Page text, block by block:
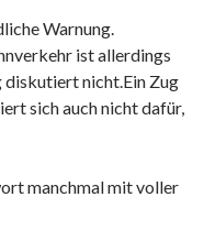
Warnung.
ist allerdings
diskutiert nicht.Ein Zug
sich auch nicht dafür,
manchmal mit voller